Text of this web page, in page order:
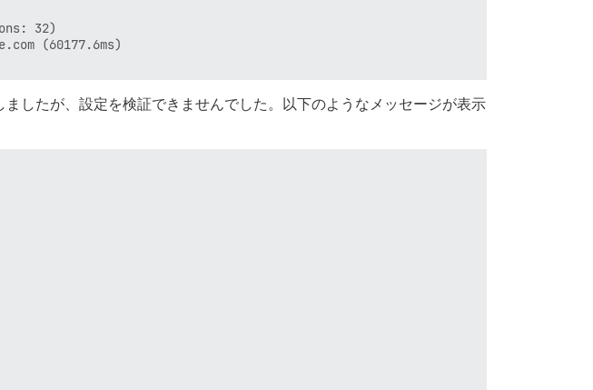
32)
(60177.6ms)
ましたが、設定を検証できませんでした。以下のようなメッセージが表示